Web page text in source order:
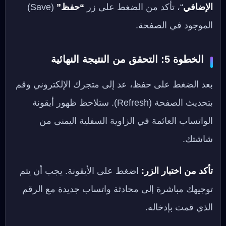
الإضافي“، تأكد من الضغط على زر “حفظ”
(Save)
الموجود في الصفحة.
الخطوة 5: التحقق من النتيجة النهائية
بعد الضغط على حفظ، عد إلى متجرك الإلكتروني وقم
بتحديث الصفحة (Refresh). ستلاحظ ظهور أيقونة
الواتساب العائمة في الزاوية السفلية اليمنى من
شاشتك.
تأكد من اختبار الزر: اضغط على الأيقونة. يجب أن يتم
توجيهك مباشرة إلى محادثة واتساب جديدة مع الرقم
الذي قمت بإدخاله.